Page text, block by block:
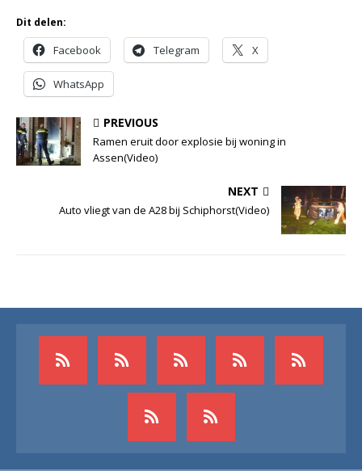
Dit delen:
Facebook Telegram X
WhatsApp
PREVIOUS
Ramen eruit door explosie bij woning in
Assen(Video)
NEXT
Auto vliegt van de A28 bij Schiphorst(Video)